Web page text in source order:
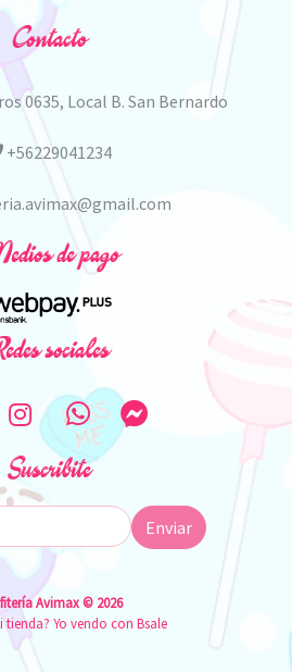
Contacto
0635, Local B. San Bernardo
+56229041234
de pago
sociales
Suscribite
Enviar
Avimax © 2026
tienda? Yo vendo con Bsale